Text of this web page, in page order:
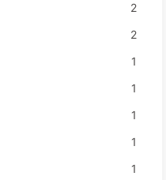
2
2
1
1
1
1
1